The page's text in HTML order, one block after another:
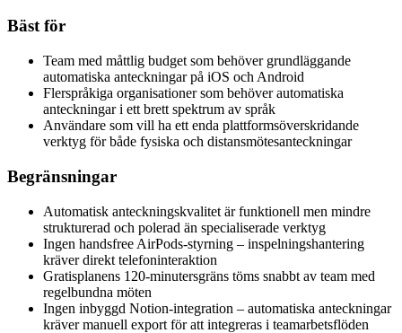
Bäst för
Team med måttlig budget som behöver grundläggande
automatiska anteckningar på iOS och Android
Flerspråkiga organisationer som behöver automatiska
anteckningar i ett brett spektrum av språk
Användare som vill ha ett enda plattformsöverskridande
verktyg för både fysiska och distansmötesanteckningar
Begränsningar
Automatisk anteckningskvalitet är funktionell men mindre
strukturerad och polerad än specialiserade verktyg
Ingen handsfree AirPods-styrning – inspelningshantering
kräver direkt telefoninteraktion
Gratisplanens 120-minutersgräns töms snabbt av team med
regelbundna möten
Ingen inbyggd Notion-integration – automatiska anteckningar
kräver manuell export för att integreras i teamarbetsflöden